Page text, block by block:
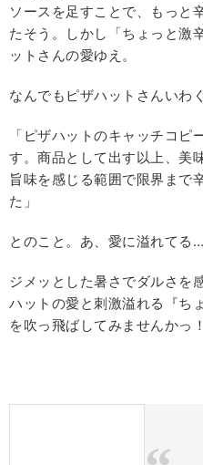
ソースを足すことで、もっと
たそう。しかし「ちょっと激
ットさんの愛ゆえ。
なんでもピザハットさんいわく
「ピザハットのキャッチコ
す。商品として出す以上、美
旨味を感じる範囲で限界まで
た」
とのこと。あ、愛に溢れてる
ジメッとした暑さでダルさを
ハットの愛と刺激溢れる『ち
を吹っ飛ばしてみませんかっ